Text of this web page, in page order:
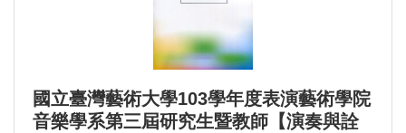
國立臺灣藝術大學103學年度表演藝術學院
音樂學系第三屆研究生暨教師【演奏與詮